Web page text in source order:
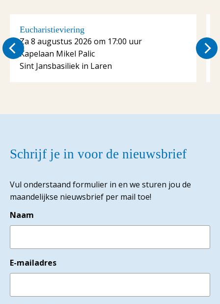
Eucharistieviering
Za 8 augustus 2026 om 17:00 uur
Kapelaan Mikel Palic
Sint Jansbasiliek in Laren
Schrijf je in voor de nieuwsbrief
Vul onderstaand formulier in en we sturen jou de
maandelijkse nieuwsbrief per mail toe!
Naam
E-mailadres